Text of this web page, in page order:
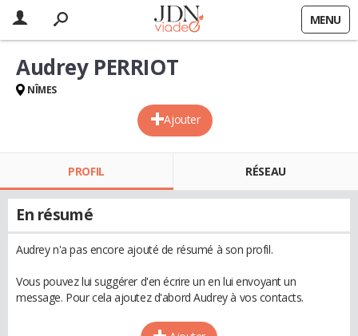
MENU
Ajouter
Audrey PERRIOT
NÎMES
PROFIL RÉSEAU
En résumé
Audrey n'a pas encore ajouté de résumé à son profil.
Vous pouvez lui suggérer d'en écrire un en lui envoyant un
message. Pour cela ajoutez d'abord Audrey à vos contacts.